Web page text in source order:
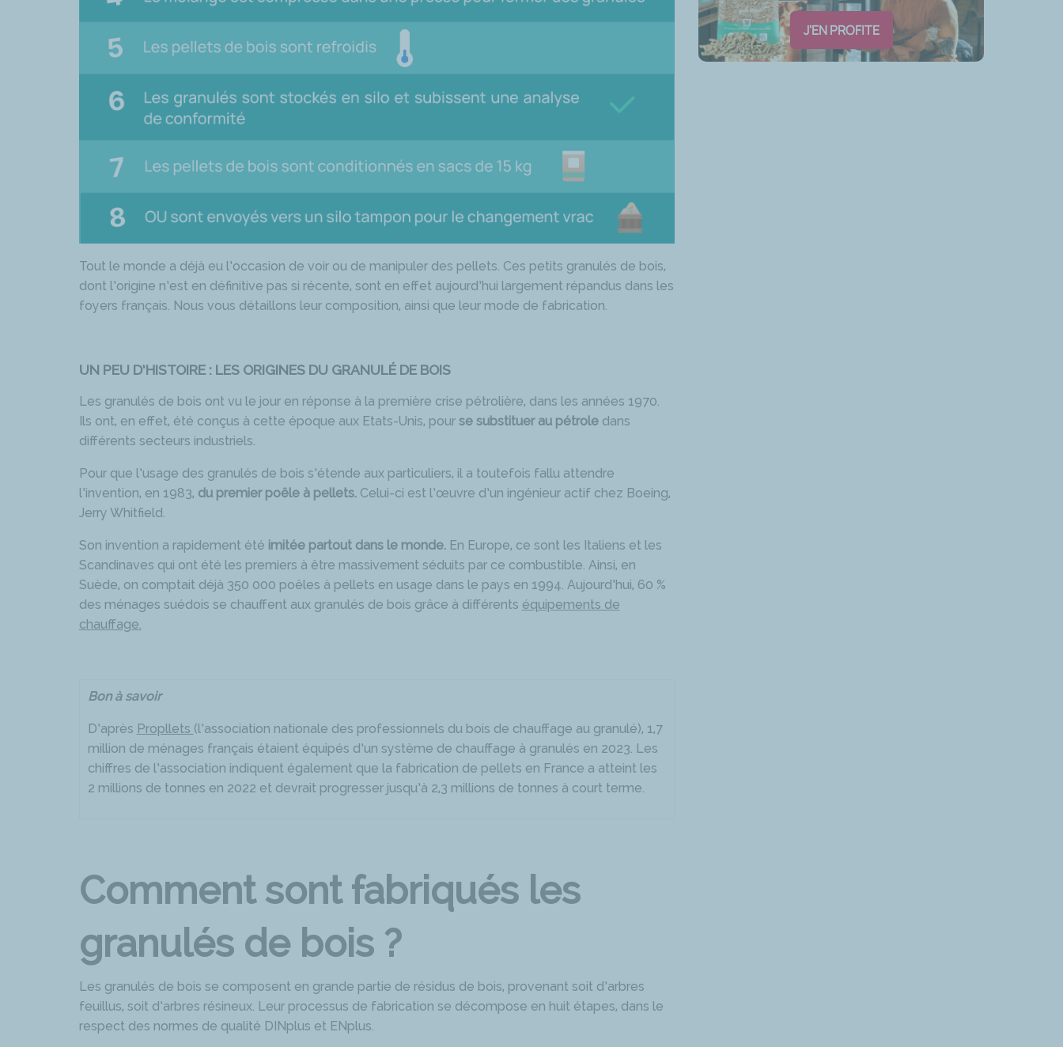
Tout le monde a déjà eu l’occasion de voir ou de manipuler des pellets. Ces petits granulés de bois,
dont l’origine n’est en définitive pas si récente, sont en effet aujourd’hui largement répandus dans les
foyers français. Nous vous détaillons leur composition, ainsi que leur mode de fabrication.
UN PEU D’HISTOIRE : LES ORIGINES DU GRANULÉ DE BOIS
Les granulés de bois ont vu le jour en réponse à la première crise pétrolière, dans les années 1970.
Ils ont, en effet, été conçus à cette époque aux Etats-Unis, pour se substituer au pétroledans
différents secteurs industriels.
Pour que l’usage des granulés de bois s’étende aux particuliers, il a toutefois fallu attendre
l’invention, en 1983, du premier poêle à pellets.Celui-ci est l’œuvre d’un ingénieur actif chez Boeing,
Jerry Whitfield.
Son invention a rapidement été imitée partout dans le monde. En Europe, ce sont les Italiens et les
Scandinaves qui ont été les premiers à être massivement séduits par ce combustible. Ainsi, en
Suède, on comptait déjà 350 000 poêles à pellets en usage dans le pays en 1994. Aujourd’hui, 60 %
des ménages suédois se chauffent aux granulés de bois grâce à différents équipements de
chauffage.
Bon à savoir
D’après Propllets (l’association nationale des professionnels du bois de chauffage au granulé), 1,7
million de ménages français étaient équipés d’un système de chauffage à granulés en 2023. Les
chiffres de l’association indiquent également que la fabrication de pellets en France a atteint les
2 millions de tonnes en 2022 et devrait progresser jusqu’à 2,3 millions de tonnes à court terme.
Comment sont fabriqués les
granulés de bois ?
Les granulés de bois se composent en grande partie de résidus de bois, provenant soit d’arbres
feuillus, soit d’arbres résineux. Leur processus de fabrication se décompose en huit étapes, dans le
respect des normes de qualité DINplus et ENplus.
J'EN PROFITE